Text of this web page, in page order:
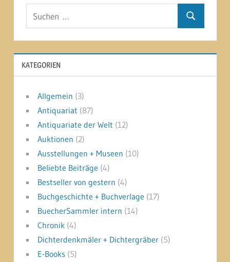
Suchen
KATEGORIEN
Allgemein (3)
Antiquariat (87)
Antiquariate der Welt (12)
Auktionen (2)
Ausstellungen + Museen (10)
Beliebte Beiträge (4)
Bestseller von gestern (4)
Buchgeschichte + Buchverlage (17)
BuecherSammler intern (14)
Chronik(4)
Dichterdenkmäler + Dichtergräber(5)
E-Books(5)